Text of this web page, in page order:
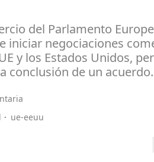
del Parlamento
iniciar negociaciones
y los Estados Unidos,
conclusión de un acuerdo.
ue-eeuu